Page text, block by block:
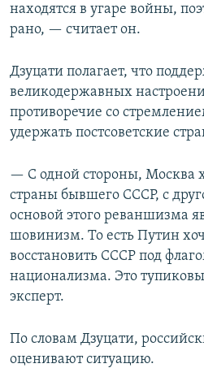
находятся в угаре войны,
рано, — считает он.
Дзуцати полагает, что
великодержавных
противоречие со
удержать постсоветские
— С одной стороны, Москва
страны бывшего СССР, с
основой этого реваншизма
шовинизм. То есть Путин
восстановить СССР под
национализма. Это
эксперт.
По словам Дзуцати,
оценивают ситуацию.